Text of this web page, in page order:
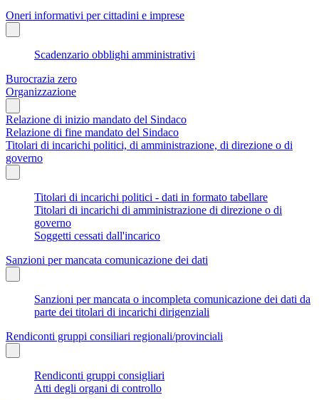
Oneri informativi per cittadini e imprese
Scadenzario obblighi amministrativi
Burocrazia zero
Organizzazione
Relazione di inizio mandato del Sindaco
Relazione di fine mandato del Sindaco
Titolari di incarichi politici, di amministrazione, di direzione o di
governo
Titolari di incarichi politici - dati in formato tabellare
Titolari di incarichi di amministrazione di direzione o di
governo
Soggetti cessati dall'incarico
Sanzioni per mancata comunicazione dei dati
Sanzioni per mancata o incompleta comunicazione dei dati da
parte dei titolari di incarichi dirigenziali
Rendiconti gruppi consiliari regionali/provinciali
Rendiconti gruppi consigliari
Atti degli organi di controllo